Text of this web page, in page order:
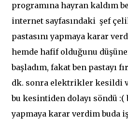
programına hayran kaldım
internet sayfasındaki şef
pastasını yapmaya karar
hemde hafif olduğunu
başladım, fakat ben pastayı
dk. sonra elektrikler kesildi
bu kesintiden dolayı söndü :(
yapmaya karar verdim buda